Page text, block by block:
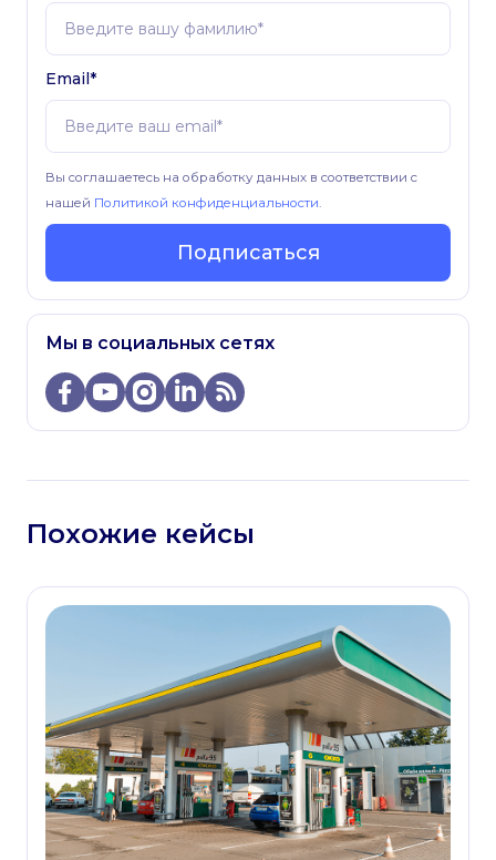
Email*
Вы соглашаетесь на обработку данных в соответствии с
нашей Политикой конфиденциальности.
Подписаться
Мы в социальных сетях
Похожие кейсы